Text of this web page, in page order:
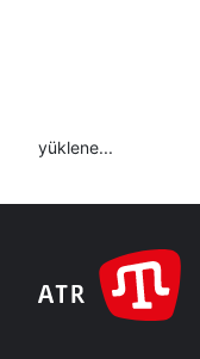
yüklene...